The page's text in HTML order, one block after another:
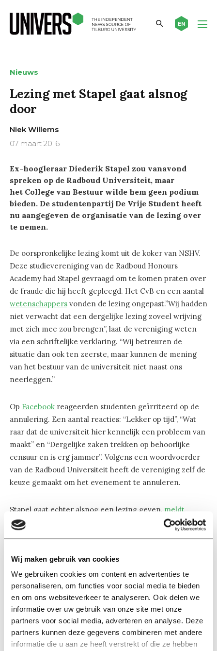
Wij maken gebruik van cookies
We gebruiken cookies om content en advertenties te
personaliseren, om functies voor social media te bieden
en om ons websiteverkeer te analyseren. Ook delen we
informatie over uw gebruik van onze site met onze
partners voor social media, adverteren en analyse. Deze
partners kunnen deze gegevens combineren met andere
informatie die u aan ze heeft verstrekt of die ze hebben
EN
Nieuws
Lezing met Stapel gaat alsnog
door
Niek Willems
07 maart 2016
Ex-hoogleraar Diederik Stapel zou vanavond
spreken op de Radboud Universiteit, maar
het College van Bestuur wilde hem geen podium
bieden. De studentenpartij De Vrije Student heeft
nu aangegeven de organisatie van de lezing over
te nemen.
De oorspronkelijke lezing komt uit de koker van NSHV.
Deze studievereniging van de Radboud Honours
Academy had Stapel gevraagd om te komen praten over
de fraude die hij heeft gepleegd. Het CvB en een aantal
wetenschappers vonden de lezing ongepast.”Wij hadden
niet verwacht dat een dergelijke lezing zoveel wrijving
met zich mee zou brengen”, laat de vereniging weten
via een schriftelijke verklaring. “Wij betreuren de
situatie dan ook ten zeerste, maar kunnen de mening
van het bestuur van de universiteit niet naast ons
neerleggen.”
Op Facebook reageerden studenten geïrriteerd op de
annulering. Een aantal reacties: “Lekker op tijd”, “Wat
raar dat de universiteit hier kennelijk een probleem van
maakt” en “Dergelijke zaken trekken op behoorlijke
censuur en is erg jammer”. Volgens een woordvoerder
van de Radboud Universiteit heeft de vereniging zelf de
keuze gemaakt om het evenement te annuleren.
Stapel gaat echter alsnog een lezing geven, meldt
studentenblad ANS. Studentenpartij De Vrije Student
(DVS) neemt de organisatie van de lezing over. “Wij
geven”, laat Jitse Arendsen van DVS weten. “Iedereen
moet de kans krijgen om zijn mening te verkondigen.
Er moet ruimte zijn voor discussie op een universiteit.”
Opvallend gegeven is dat Stapel in november 2015 wel
gewoon welkomwas op de universiteit.